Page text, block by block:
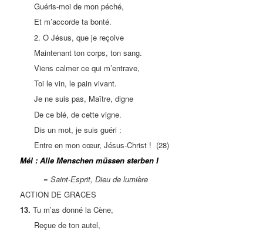
Guéris-moi de mon péché,
Et m’accorde ta bonté.
2. O Jésus, que je reçoive
Maintenant ton corps, ton sang.
Viens calmer ce qui m’entrave,
Toi le vin, le pain vivant.
Je ne suis pas, Maître, digne
De ce blé, de cette vigne.
Dis un mot, je suis guéri :
Entre en mon cœur, Jésus-Christ ! (28)
Mél : Alle Menschen müssen sterben I
=Saint-Esprit, Dieu de lumière
ACTION DE GRACES
13. Tu m’as donné la Cène,
Reçue de ton autel,